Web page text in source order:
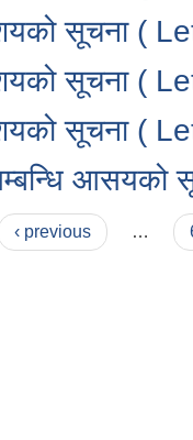
सूचना (
सूचना (
सूचना (
आसयको
‹ previous …